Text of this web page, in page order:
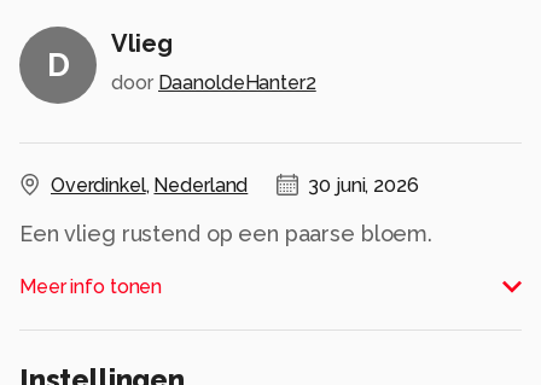
D
Vlieg
door DaanoldeHanter2
Overdinkel, Nederland 30 juni, 2026
Een vlieg rustend op een paarse bloem.
Alle rechten voorbehouden
Meer info tonen